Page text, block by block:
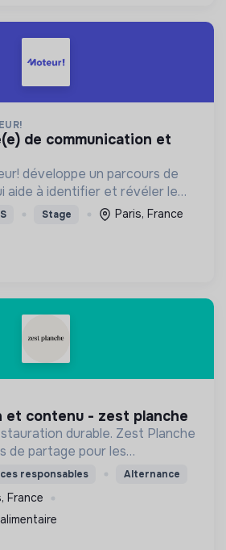
développe un parcours de
à identifier et révéler le
en se fondant sur les notions
et de lien.
Stage
Paris, France
et contenu - zest planche
durable. Zest Planche
de partage pour les
20 à 1000 Zesteurs en livrant
responsables
Alternance
France